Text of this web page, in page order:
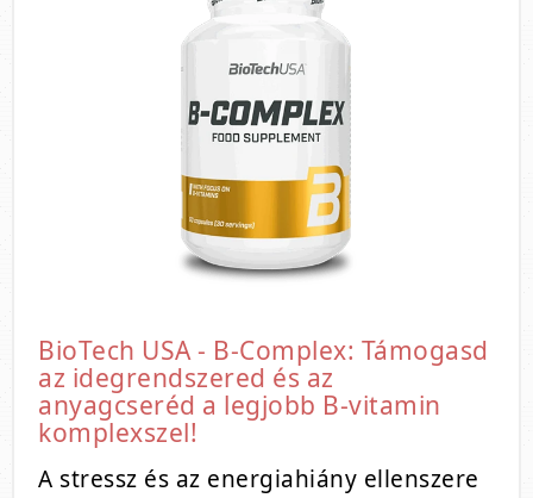
BioTech USA - B-Complex: Támogasd
az idegrendszered és az
anyagcseréd a legjobb B-vitamin
komplexszel!
A stressz és az energiahiány ellenszere